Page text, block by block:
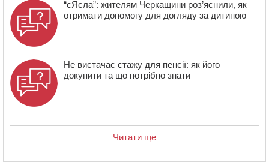
“єЯсла”: жителям Черкащини роз’яснили, як
отримати допомогу для догляду за дитиною
Не вистачає стажу для пенсії: як його
докупити та що потрібно знати
Читати ще